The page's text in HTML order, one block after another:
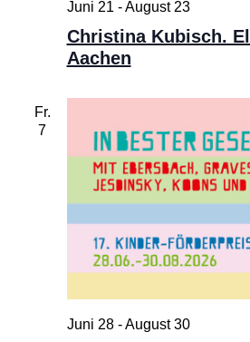
Christina Kubisch.
Aachen
Juni 21 -August 23
Fr.
7
Juni 28-August 30